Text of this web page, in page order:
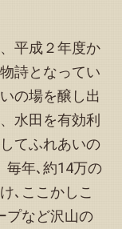
た
カレンダー６
ント等のお知
平成２年度か
詩となってい
の場を醸し出
水田を有効利
てふれあいの
年､ 約14万の
､ここかしこ
プなど沢山の